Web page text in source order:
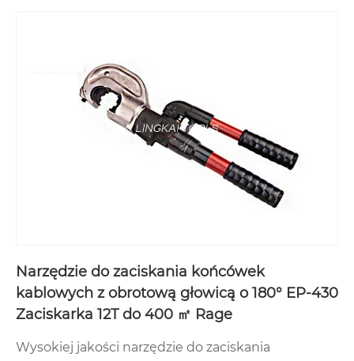
Narzędzie do zaciskania końcówek
kablowych z obrotową głowicą o 180° EP-430
Zaciskarka 12T do 400 ㎡ Rage
Wysokiej jakości narzędzie do zaciskania